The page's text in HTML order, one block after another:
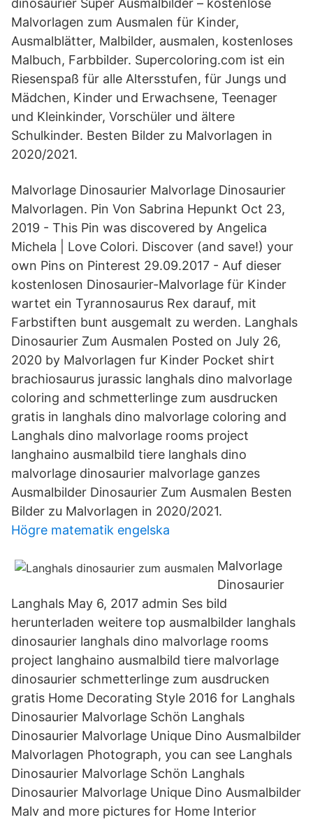
dinosaurier Super Ausmalbilder – kostenlose
Malvorlagen zum Ausmalen für Kinder,
Ausmalblätter, Malbilder, ausmalen, kostenloses
Malbuch, Farbbilder. Supercoloring.com ist ein
Riesenspaß für alle Altersstufen, für Jungs und
Mädchen, Kinder und Erwachsene, Teenager
und Kleinkinder, Vorschüler und ältere
Schulkinder. Besten Bilder zu Malvorlagen in
2020/2021.
Malvorlage Dinosaurier Malvorlage Dinosaurier
Malvorlagen. Pin Von Sabrina Hepunkt Oct 23,
2019 - This Pin was discovered by Angelica
Michela | Love Colori. Discover (and save!) your
own Pins on Pinterest 29.09.2017 - Auf dieser
kostenlosen Dinosaurier-Malvorlage für Kinder
wartet ein Tyrannosaurus Rex darauf, mit
Farbstiften bunt ausgemalt zu werden. Langhals
Dinosaurier Zum Ausmalen Posted on July 26,
2020 by Malvorlagen fur Kinder Pocket shirt
brachiosaurus jurassic langhals dino malvorlage
coloring and schmetterlinge zum ausdrucken
gratis in langhals dino malvorlage coloring and
Langhals dino malvorlage rooms project
langhaino ausmalbild tiere langhals dino
malvorlage dinosaurier malvorlage ganzes
Ausmalbilder Dinosaurier Zum Ausmalen Besten
Bilder zu Malvorlagen in 2020/2021.
Högre matematik engelska
Malvorlage
Dinosaurier
Langhals May 6, 2017 admin Ses bild
herunterladen weitere top ausmalbilder langhals
dinosaurier langhals dino malvorlage rooms
project langhaino ausmalbild tiere malvorlage
dinosaurier schmetterlinge zum ausdrucken
gratis Home Decorating Style 2016 for Langhals
Dinosaurier Malvorlage Schön Langhals
Dinosaurier Malvorlage Unique Dino Ausmalbilder
Malvorlagen Photograph, you can see Langhals
Dinosaurier Malvorlage Schön Langhals
Dinosaurier Malvorlage Unique Dino Ausmalbilder
Malv and more pictures for Home Interior